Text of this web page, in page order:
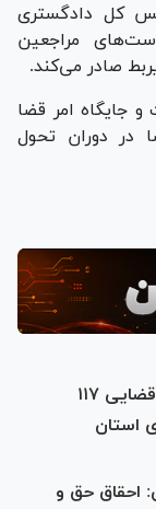
کل دادگستری
مراجعین
صادر می‌کند.
جایگاه امر قضا
در دوران تحول
رسیدگی به درخواست‌های حقوقی و قضایی ۱۱۷
استان
احقاق حق و